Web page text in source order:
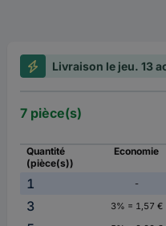
Livraison le jeu. 13
7 pièce(s)
Quantité
(pièce(s))
Economie
1 -
3
3% = 1,57 €